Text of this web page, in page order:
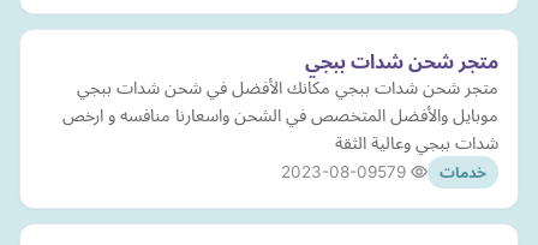
متجر شحن شدات ببجي
متجر شحن شدات ببجي مكانك الأفضل في شحن شدات ببجي
موبايل والأفضل المتخصص في الشحن واسعارنا منافسه و ارخص
شدات ببجي وعالية الثقة
خدمات 2023-08-09